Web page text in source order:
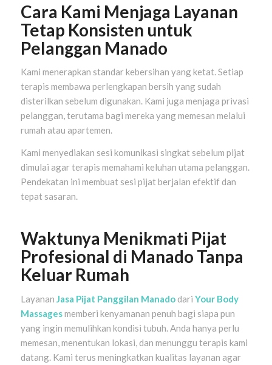
Cara Kami Menjaga Layanan
Tetap Konsisten untuk
Pelanggan Manado
Kami menerapkan standar kebersihan yang ketat. Setiap
terapis membawa perlengkapan bersih yang sudah
disterilkan sebelum digunakan. Kami juga menjaga privasi
pelanggan, terutama bagi mereka yang memesan melalui
rumah atau apartemen.
Kami menyediakan sesi komunikasi singkat sebelum pijat
dimulai agar terapis memahami keluhan utama pelanggan.
Pendekatan ini membuat sesi pijat berjalan efektif dan
tepat sasaran.
Waktunya Menikmati Pijat
Profesional di Manado Tanpa
Keluar Rumah
Layanan Jasa Pijat Panggilan Manadodari Your Body
Massagesmemberi kenyamanan penuh bagi siapa pun
yang ingin memulihkan kondisi tubuh. Anda hanya perlu
memesan, menentukan lokasi, dan menunggu terapis kami
datang. Kami terus meningkatkan kualitas layanan agar